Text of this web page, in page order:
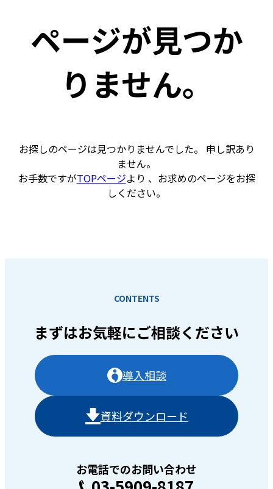
ページが見つか
りません。
お探しのページは見つかりませんでした。 申し訳あり
ません。
お手数ですがTOPページより 、お求めのページをお探
しください。
CONTENTS
まずはお気軽にご相談ください
導入相談
資料ダウンロード
お電話でのお問い合わせ